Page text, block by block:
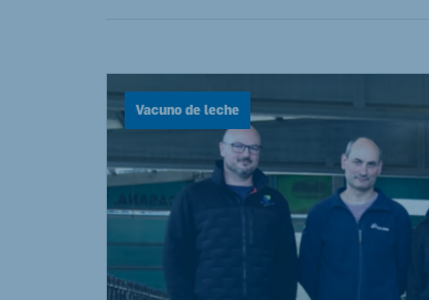
Vacuno de leche
English
South Africa
Egypt (Koudijs)
English